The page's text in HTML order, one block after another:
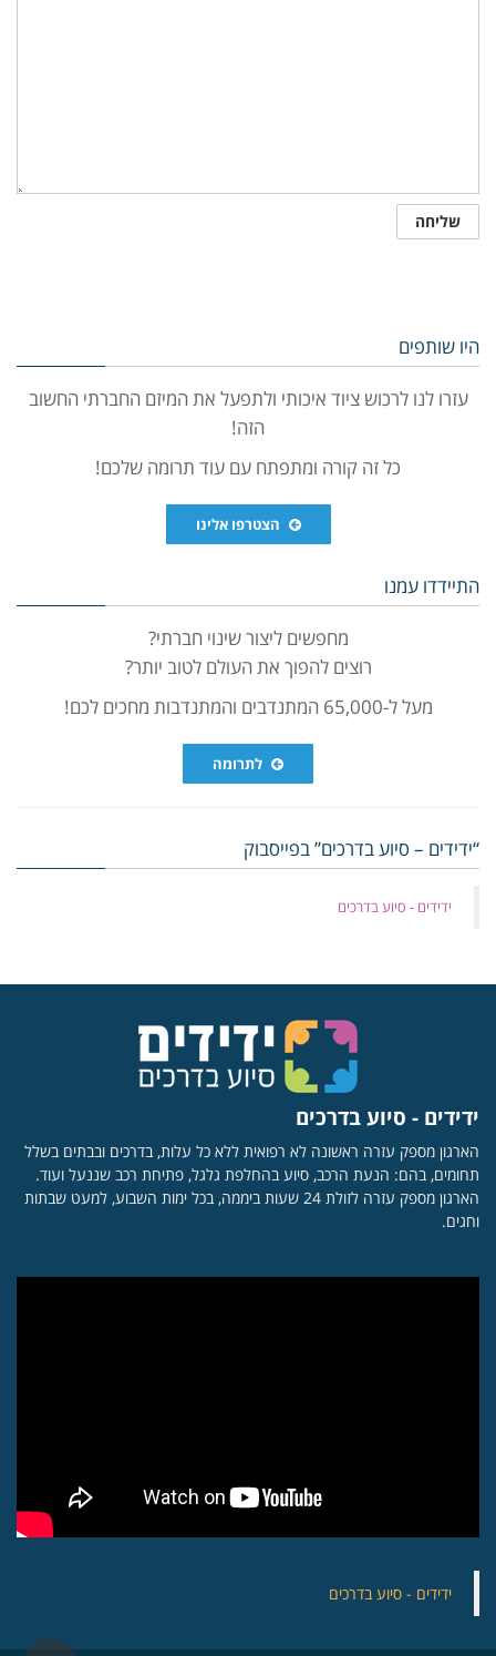
היו שותפים
עזרו לנו לרכוש ציוד איכותי ולתפעל את המיזם החברתי החשוב
הזה!
כל זה קורה ומתפתח עם עוד תרומה שלכם!
הצטרפו אלינו
התיידדו עמנו
מחפשים ליצור שינוי חברתי?
רוצים להפוך את העולם לטוב יותר?
מעל ל-65,000 המתנדבים והמתנדבות מחכים לכם!
לתרומה
“ידידים – סיוע בדרכים” בפייסבוק
‏ידידים - סיוע בדרכים
ידידים - סיוע בדרכים
הארגון מספק עזרה ראשונה לא רפואית ללא כל עלות, בדרכים ובבתים בשלל
תחומים, בהם: הנעת הרכב, סיוע בהחלפת גלגל, פתיחת רכב שננעל ועוד.
הארגון מספק עזרה לזולת 24 שעות ביממה, בכל ימות השבוע, למעט שבתות
וחגים.
‏ידידים - סיוע בדרכים